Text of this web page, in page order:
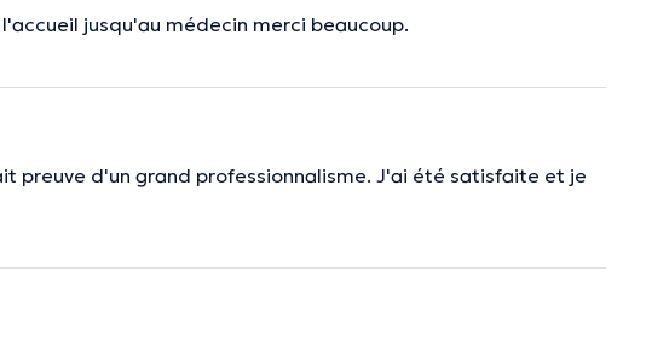
jusqu'au médecin merci beaucoup.
preuve d'un grand professionnalisme. J'ai été satisfaite et je